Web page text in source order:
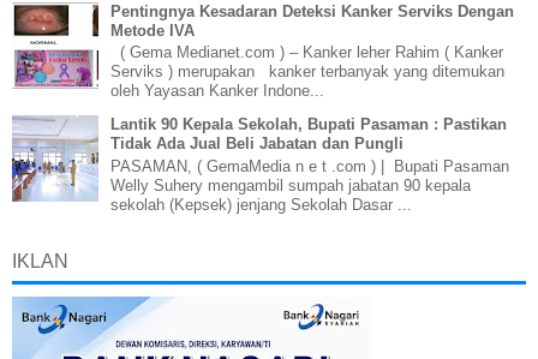
Pentingnya Kesadaran Deteksi Kanker Serviks Dengan
Metode IVA
( Gema Medianet.com ) – Kanker leher Rahim ( Kanker
Serviks ) merupakan kanker terbanyak yang ditemukan
oleh Yayasan Kanker Indone...
Lantik 90 Kepala Sekolah, Bupati Pasaman : Pastikan
Tidak Ada Jual Beli Jabatan dan Pungli
PASAMAN, ( GemaMedia n e t .com ) | Bupati Pasaman
Welly Suhery mengambil sumpah jabatan 90 kepala
sekolah (Kepsek) jenjang Sekolah Dasar ...
IKLAN